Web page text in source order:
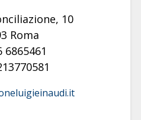
10
Roma
6865461